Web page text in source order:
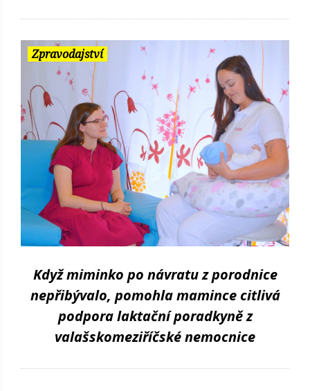
Zpravodajství
Když miminko po návratu z porodnice
nepřibývalo, pomohla mamince citlivá
podpora laktační poradkyně z
valašskomeziříčské nemocnice